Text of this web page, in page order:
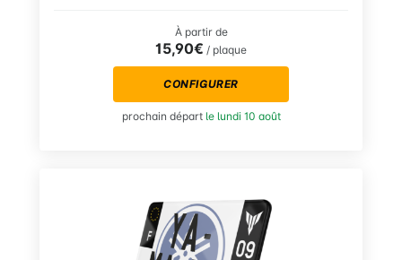
À partir de
15,90€ / plaque
CONFIGURER
prochain départ le lundi 10 août